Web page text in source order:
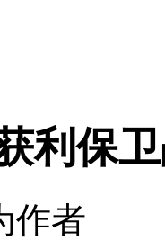
利保
作者